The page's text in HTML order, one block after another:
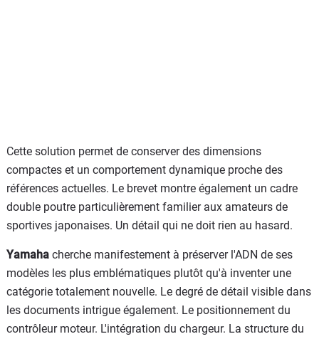
Cette solution permet de conserver des dimensions
compactes et un comportement dynamique proche des
références actuelles. Le brevet montre également un cadre
double poutre particulièrement familier aux amateurs de
sportives japonaises. Un détail qui ne doit rien au hasard.
Yamaha cherche manifestement à préserver l'ADN de ses
modèles les plus emblématiques plutôt qu'à inventer une
catégorie totalement nouvelle. Le degré de détail visible dans
les documents intrigue également. Le positionnement du
contrôleur moteur. L'intégration du chargeur. La structure du